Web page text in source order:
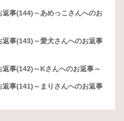
返事(144)～あめっこさんへのお
返事(143)～愛犬さんへのお返事
事(142)～Kさんへのお返事～
返事(141)～まりさんへのお返事